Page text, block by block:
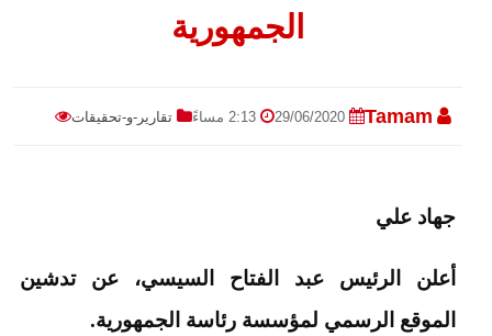
الجمهورية
Tamam
29/06/2020 2:13 مساءً تقارير-و-تحقيقات
جهاد علي
أعلن الرئيس عبد الفتاح السيسي، عن تدشين
الموقع الرسمي لمؤسسة رئاسة الجمهورية.